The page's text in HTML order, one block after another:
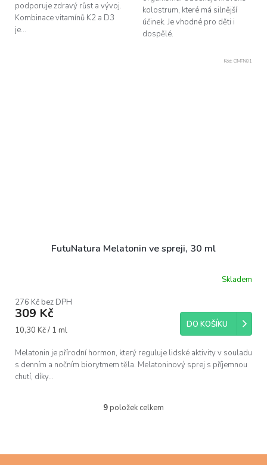
podporuje zdravý růst a vývoj.
Kombinace vitamínů K2 a D3
je...
kolostrum, které má silnější
účinek. Je vhodné pro děti i
dospělé.
FutuNatura Melatonin ve spreji, 30 ml
Skladem
276 Kč bez DPH
309 Kč
Měrná
10,30 Kč / 1 ml
DO KOŠÍKU
Melatonin je přírodní hormon, který reguluje lidské aktivity v souladu
s denním a nočním biorytmem těla. Melatoninový sprej s příjemnou
chutí, díky...
Kód: OMFN81
O
d
9 položek celkem